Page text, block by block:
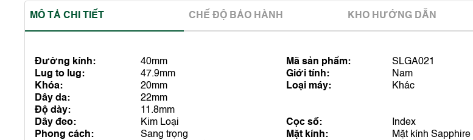
MÔ TẢ CHI TIẾT CHẾ ĐỘ BẢO HÀNH KHO HƯỚNG DẪN
Đường kính:
40mm
Lug to lug:
47.9mm
Khóa:
20mm
Dây da:
22mm
Độ dày:
11.8mm
Mã sản phẩm:
SLGA021
Giới tính:
Nam
Loại máy:
Khác
Dây đeo: Kim Loại Cọc số:
Index
Phong cách:
Sang trọng Mặt kính:
Mặt kính Sapphire